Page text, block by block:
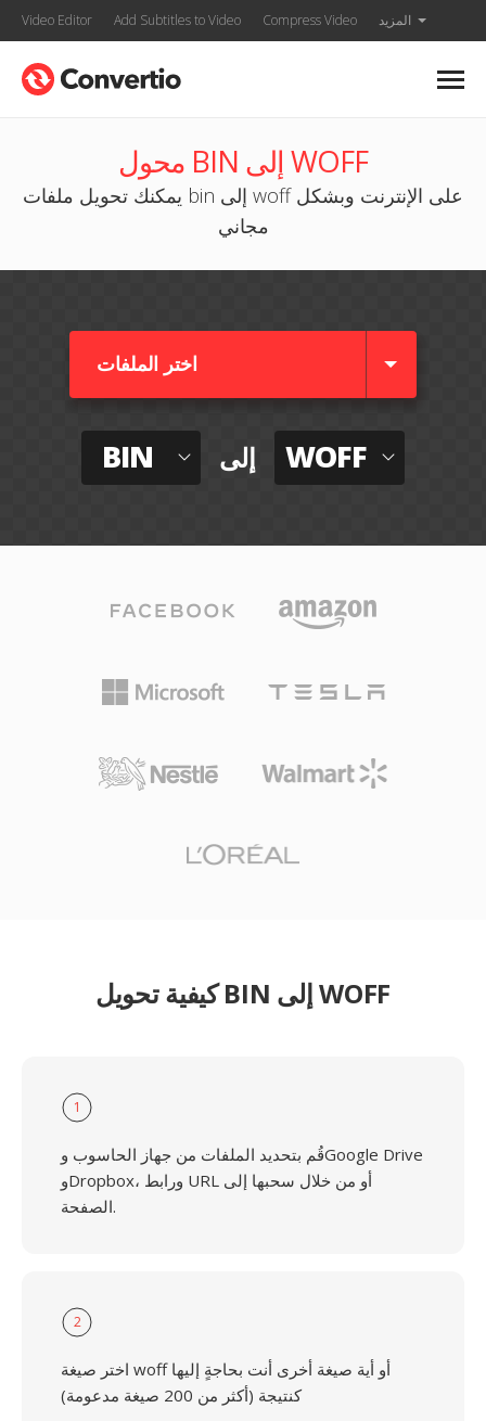
Video Editor Add Subtitles to Video Compress Video المزيد
محول BIN إلى WOFF
يمكنك تحويل ملفات bin إلى woff على الإنترنت وبشكل
مجاني
اختر الملفات
BIN إلى WOFF
كيفية تحويل BIN إلى WOFF
1
قُم بتحديد الملفات من جهاز الحاسوب وGoogle Drive
وDropbox، ورابط URL أو من خلال سحبها إلى
الصفحة.
2
اختر صيغة woff أو أية صيغة أخرى أنت بحاجةٍ إليها
كنتيجة (أكثر من 200 صيغة مدعومة)